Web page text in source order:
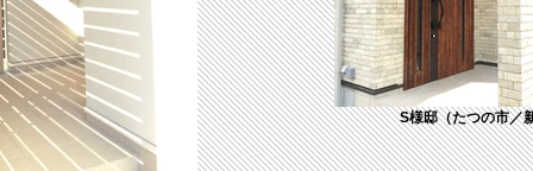
S様邸（たつの市／